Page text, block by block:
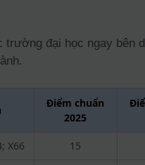
trường đại học ngay bên
Điểm chuẩn
2025
X66 15